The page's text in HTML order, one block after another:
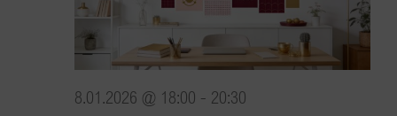
8.01.2026 @ 18:00 - 20:30